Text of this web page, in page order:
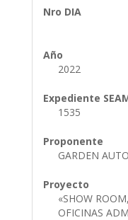
Nro DIA
Año
2022
Expediente
1535
Proponente
GARDEN
Proyecto
«SHOW
OFICINAS